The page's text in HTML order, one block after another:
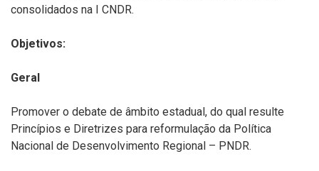
consolidados na I CNDR.
Objetivos:
Geral
Promover o debate de âmbito estadual, do qual resulte
Princípios e Diretrizes para reformulação da Política
Nacional de Desenvolvimento Regional – PNDR.